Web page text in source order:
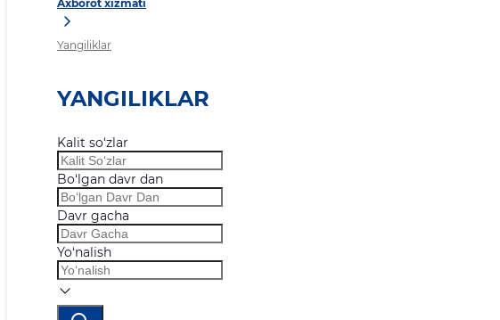
Axborot xizmati
Yangiliklar
YANGILIKLAR
Kalit so‘zlar
Bo‘lgan davr dan
Davr gacha
Yo‘nalish